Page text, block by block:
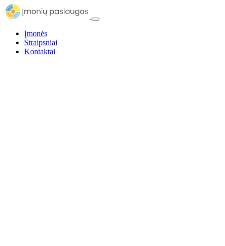
Įmonės
Straipsniai
Kontaktai